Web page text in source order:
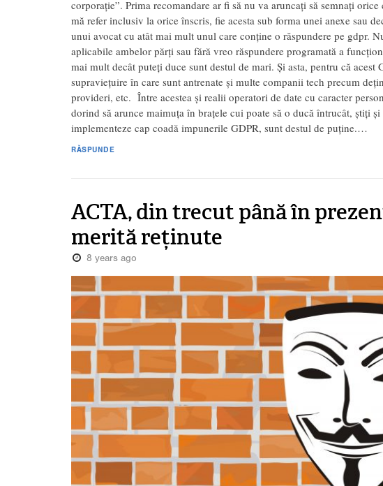
corporație”. Prima recomandare ar fi să nu va aruncați să semnați
mă refer inclusiv la orice înscris, fie acesta sub forma unei anexe sau
unui avocat cu atât mai mult unul care conține o răspundere pe gdpr.
aplicabile ambelor părți sau fără vreo răspundere programată a
mai mult decât puteți duce sunt destul de mari. Și asta, pentru că acest
supraviețuire în care sunt antrenate și multe companii tech precum
provideri, etc. Între acestea și realii operatori de date cu caracter
dorind să arunce maimuța în brațele cui poate să o ducă întrucât, știți
implementeze cap coadă impunerile GDPR, sunt destul de puține.…
RĂSPUNDE
ACTA, din trecut până în
merită reținute
8 years ago